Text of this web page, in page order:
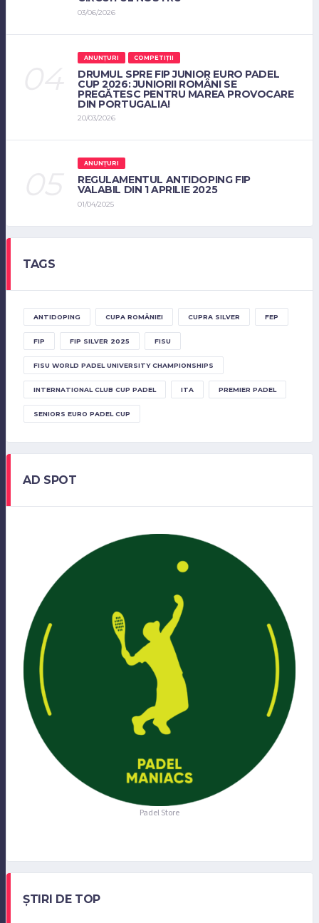
03/06/2026
ANUNȚURI COMPETIȚII
DRUMUL SPRE FIP JUNIOR EURO PADEL
CUP 2026: JUNIORII ROMÂNI SE
PREGĂTESC PENTRU MAREA PROVOCARE
DIN PORTUGALIA!
20/03/2026
ANUNȚURI
REGULAMENTUL ANTIDOPING FIP
VALABIL DIN 1 APRILIE 2025
01/04/2025
TAGS
ANTIDOPING CUPA ROMÂNIEI CUPRA SILVER FEP
FIP FIP SILVER 2025 FISU
FISU WORLD PADEL UNIVERSITY CHAMPIONSHIPS
INTERNATIONAL CLUB CUP PADEL ITA PREMIER PADEL
SENIORS EURO PADEL CUP
AD SPOT
Padel Store
ȘTIRI DE TOP